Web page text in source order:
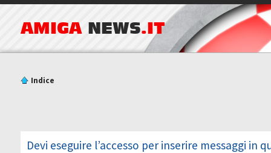
AMIGA NEWS.IT
Indice
Devi eseguire l’accesso per inserire messaggi in